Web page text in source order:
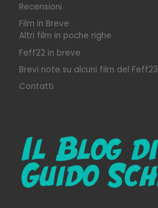
Recensioni
Film in Breve
Altri film in poche righe
Feff22 in breve
Brevi note su alcuni film del Feff23
Contatti